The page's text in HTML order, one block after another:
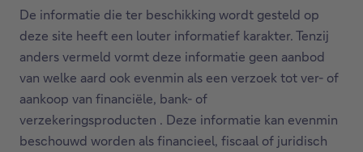
De informatie die ter beschikking wordt gesteld op
deze site heeft een louter informatief karakter. Tenzij
anders vermeld vormt deze informatie geen aanbod
van welke aard ook evenmin als een verzoek tot ver- of
aankoop van financiële, bank- of
verzekeringsproducten . Deze informatie kan evenmin
beschouwd worden als financieel, fiscaal of juridisch